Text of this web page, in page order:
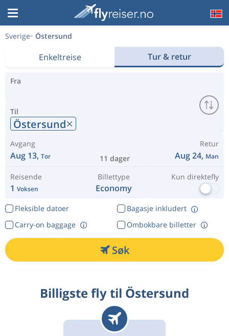
Sverige Östersund
Enkeltreise Tur & retur
Fra
Til
Östersund
Avgang
Aug 13, Tor 11 dager
Retur
Aug 24, Man
Reisende
1 Voksen
Billettype
Economy
Kun direktefly
Fleksible datoer
Bagasje inkludert
Ombokbare billetter
Carry-on baggage
Søk
Billigste fly til Östersund